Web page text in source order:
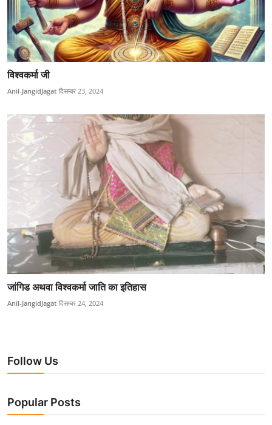
विश्वकर्मा जी
Anil-JangidJagat दिसम्बर 23, 2024
जांगिड अथवा विश्वकर्मा जाति का इतिहास
Anil-JangidJagat दिसम्बर 24, 2024
Follow Us
Popular Posts